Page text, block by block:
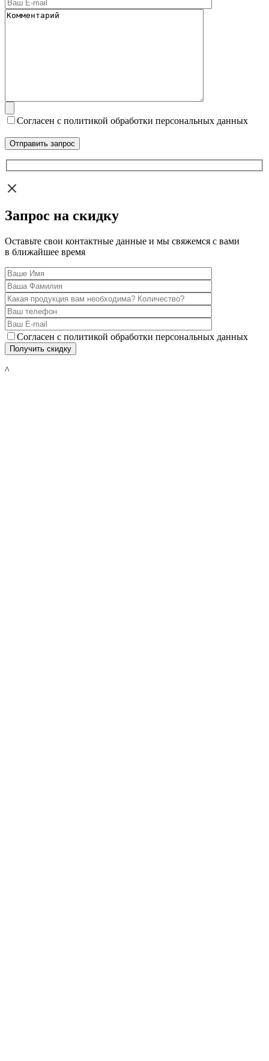
Согласен с политикой обработки персональных данных
Запрос на скидку
Оставьте свои контактные данные и мы свяжемся с вами
в ближайшее время
Согласен с политикой обработки персональных данных
^